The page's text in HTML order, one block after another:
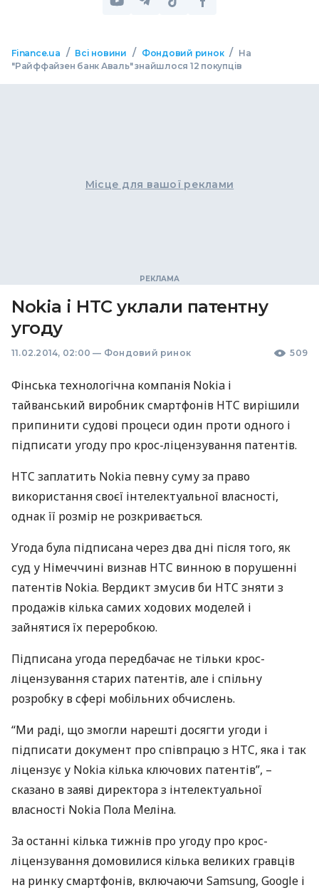
Finance.ua / Всі новини / Фондовий ринок / На
"Райффайзен банк Аваль" знайшлося 12 покупців
Місце для вашої реклами
Nokia і HTC уклали патентну
угоду
11.02.2014, 02:00 — Фондовий ринок 509
Фінська технологічна компанія Nokia і
тайванський виробник смартфонів HTC вирішили
припинити судові процеси один проти одного і
підписати угоду про крос-ліцензування патентів.
HTC заплатить Nokia певну суму за право
використання своєї інтелектуальної власності,
однак її розмір не розкривається.
Угода була підписана через два дні після того, як
суд у Німеччині визнав HTC винною в порушенні
патентів Nokia. Вердикт змусив би HTC зняти з
продажів кілька самих ходових моделей і
зайнятися їх переробкою.
Підписана угода передбачає не тільки крос-
ліцензування старих патентів, але і спільну
розробку в сфері мобільних обчислень.
“Ми раді, що змогли нарешті досягти угоди і
підписати документ про співпрацю з HTC, яка і так
ліцензує у Nokia кілька ключових патентів”, –
сказано в заяві директора з інтелектуальної
власності Nokia Пола Меліна.
За останні кілька тижнів про угоду про крос-
ліцензування домовилися кілька великих гравців
на ринку смартфонів, включаючи Samsung, Google і